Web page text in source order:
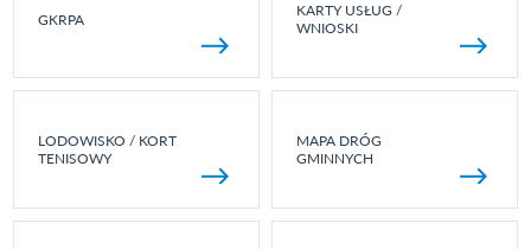
GKRPA
KARTY USŁUG /
WNIOSKI
LODOWISKO / KORT
TENISOWY
MAPA DRÓG
GMINNYCH